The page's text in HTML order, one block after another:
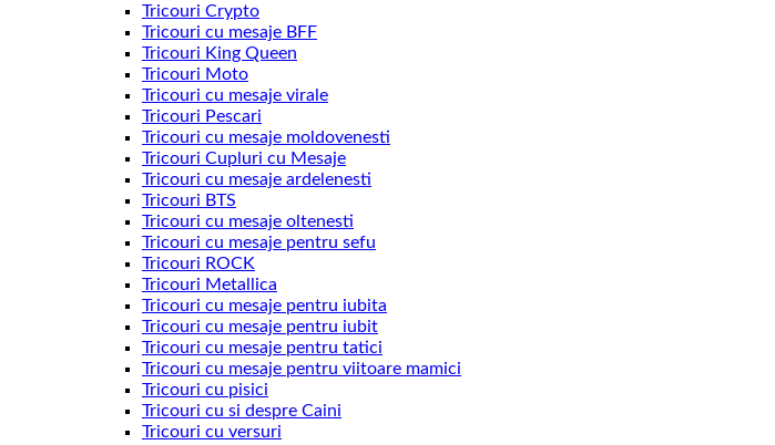
Tricouri Crypto
Tricouri cu mesaje BFF
Tricouri King Queen
Tricouri Moto
Tricouri cu mesaje virale
Tricouri Pescari
Tricouri cu mesaje moldovenesti
Tricouri Cupluri cu Mesaje
Tricouri cu mesaje ardelenesti
Tricouri BTS
Tricouri cu mesaje oltenesti
Tricouri cu mesaje pentru sefu
Tricouri ROCK
Tricouri Metallica
Tricouri cu mesaje pentru iubita
Tricouri cu mesaje pentru iubit
Tricouri cu mesaje pentru tatici
Tricouri cu mesaje pentru viitoare mamici
Tricouri cu pisici
Tricouri cu si despre Caini
Tricouri cu versuri